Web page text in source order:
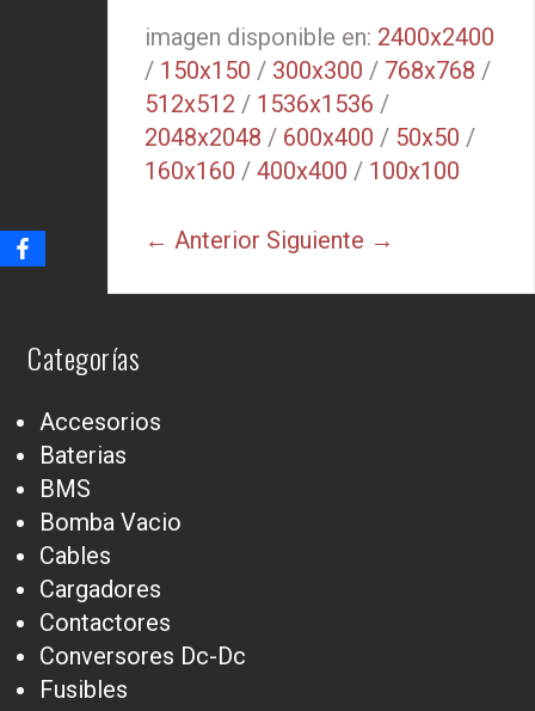
imagen disponible en: 2400x2400
/ 150x150 / 300x300 / 768x768 /
512x512 / 1536x1536 /
2048x2048 / 600x400 / 50x50 /
160x160 / 400x400 / 100x100
← Anterior Siguiente →
Categorías
Accesorios
Baterias
BMS
Bomba Vacio
Cables
Cargadores
Contactores
Conversores Dc-Dc
Fusibles